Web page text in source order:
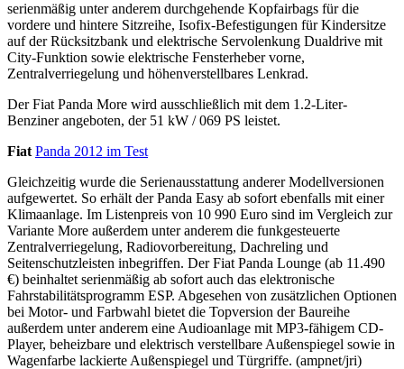
serienmäßig unter anderem durchgehende Kopfairbags für die
vordere und hintere Sitzreihe, Isofix-Befestigungen für Kindersitze
auf der Rücksitzbank und elektrische Servolenkung Dualdrive mit
City-Funktion sowie elektrische Fensterheber vorne,
Zentralverriegelung und höhenverstellbares Lenkrad.
Der Fiat Panda More wird ausschließlich mit dem 1.2-Liter-
Benziner angeboten, der 51 kW / 069 PS leistet.
Fiat Panda 2012 im Test
Gleichzeitig wurde die Serienausstattung anderer Modellversionen
aufgewertet. So erhält der Panda Easy ab sofort ebenfalls mit einer
Klimaanlage. Im Listenpreis von 10 990 Euro sind im Vergleich zur
Variante More außerdem unter anderem die funkgesteuerte
Zentralverriegelung, Radiovorbereitung, Dachreling und
Seitenschutzleisten inbegriffen. Der Fiat Panda Lounge (ab 11.490
€) beinhaltet serienmäßig ab sofort auch das elektronische
Fahrstabilitätsprogramm ESP. Abgesehen von zusätzlichen Optionen
bei Motor- und Farbwahl bietet die Topversion der Baureihe
außerdem unter anderem eine Audioanlage mit MP3-fähigem CD-
Player, beheizbare und elektrisch verstellbare Außenspiegel sowie in
Wagenfarbe lackierte Außenspiegel und Türgriffe. (ampnet/jri)